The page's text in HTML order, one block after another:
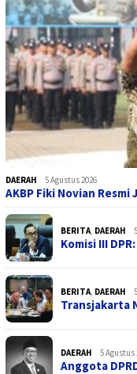
DAERAH 5 Agustus 2026
AKBP Fiki Novian
BERITA DAERAH
Komisi III
BERITA DAERAH
Transjakarta
DAERAH 5 Agustus
Anggota